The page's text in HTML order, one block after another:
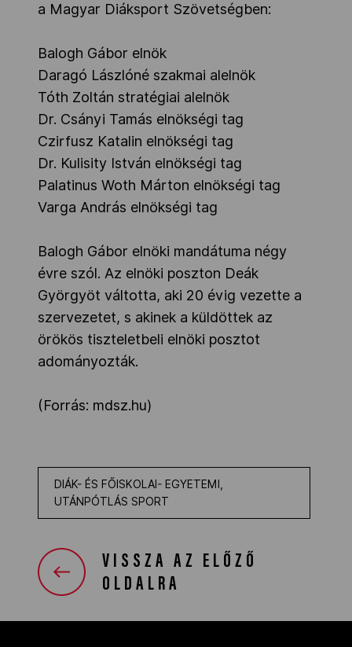
a Magyar Diáksport Szövetségben:
Balogh Gábor elnök
Daragó Lászlóné szakmai alelnök
Tóth Zoltán stratégiai alelnök
Dr. Csányi Tamás elnökségi tag
Czirfusz Katalin elnökségi tag
Dr. Kulisity István elnökségi tag
Palatinus Woth Márton elnökségi tag
Varga András elnökségi tag
Balogh Gábor elnöki mandátuma négy
évre szól. Az elnöki poszton Deák
Györgyöt váltotta, aki 20 évig vezette a
szervezetet, s akinek a küldöttek az
örökös tiszteletbeli elnöki posztot
adományozták.
(Forrás: mdsz.hu)
DIÁK- ÉS FŐISKOLAI- EGYETEMI,
UTÁNPÓTLÁS SPORT
VISSZA AZ ELŐZŐ
OLDALRA